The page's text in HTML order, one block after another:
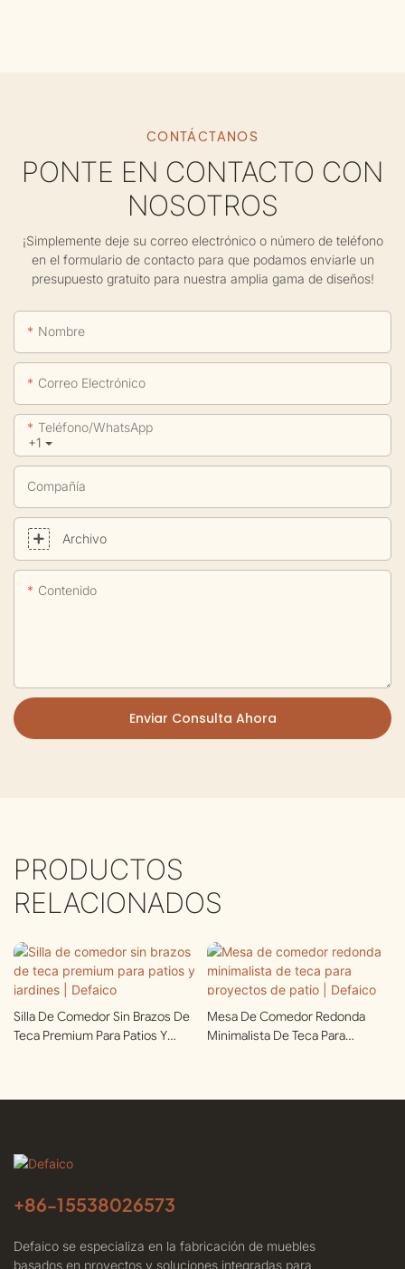
CONTÁCTANOS
PONTE EN CONTACTO CON
NOSOTROS
¡Simplemente deje su correo electrónico o número de teléfono
en el formulario de contacto para que podamos enviarle un
presupuesto gratuito para nuestra amplia gama de diseños!
Nombre
Correo Electrónico
+1
Teléfono/WhatsApp
Compañía
Archivo
Contenido
Enviar Consulta Ahora
PRODUCTOS
RELACIONADOS
Silla De Comedor Sin Brazos De
Teca Premium Para Patios Y
Mesa De Comedor Redonda
Minimalista De Teca Para
+86-15538026573
Defaico se especializa en la fabricación de muebles
basados ​​en proyectos y soluciones integradas para